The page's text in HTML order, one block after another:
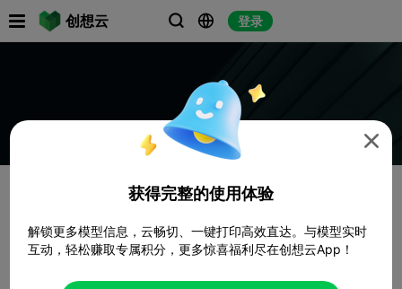
创想云   登录

获得完整的使用体验
解锁更多模型信息，云畅切、一键打印高效直达。与模型实时
互动，轻松赚取专属积分，更多惊喜福利尽在创想云App！